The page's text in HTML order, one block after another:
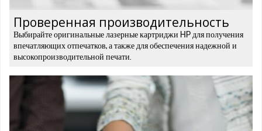
Проверенная производительность
Выбирайте оригинальные лазерные картриджи HP для получения
впечатляющих отпечатков, а также для обеспечения надежной и
высокопроизводительной печати.